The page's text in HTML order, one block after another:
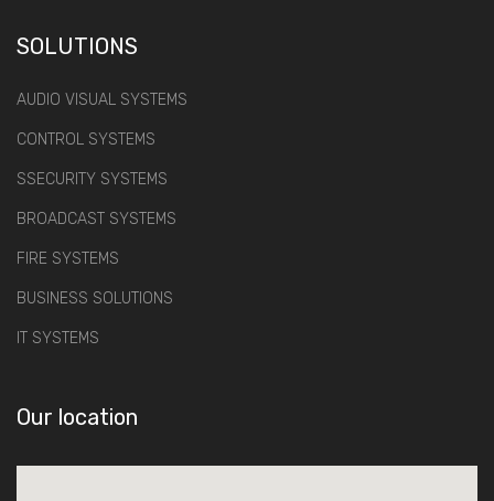
SOLUTIONS
AUDIO VISUAL SYSTEMS
CONTROL SYSTEMS
SSECURITY SYSTEMS
BROADCAST SYSTEMS
FIRE SYSTEMS
BUSINESS SOLUTIONS
IT SYSTEMS
Our location